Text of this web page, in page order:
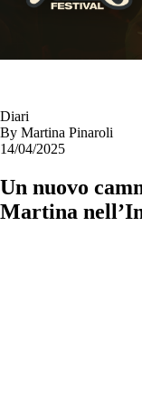
Diari
By Martina Pinaroli
14/04/2025
Un nuovo
Martina